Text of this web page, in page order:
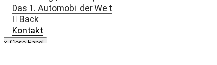
Das 1. Automobil der Welt
Back
Kontakt
× Close Panel